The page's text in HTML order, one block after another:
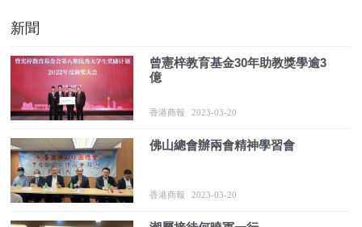
新聞
曾憲梓教育基金30年助教獎學逾3
億
香港商報 2023-03-20
佛山總會辦兩會精神學習會
香港商報 2023-03-20